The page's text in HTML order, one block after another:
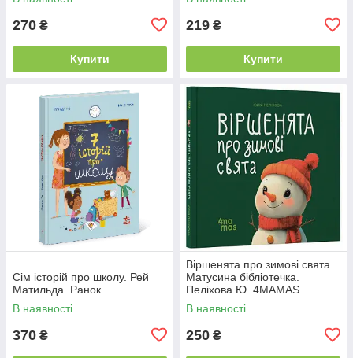
270 ₴
Купити
219 ₴
Купити
Сім історій про школу. Рей
Матильда. Ранок
В наявності
370 ₴
Віршенята про зимові свята.
Матусина бібліотечка.
Пеліхова Ю. 4MAMAS
В наявності
250 ₴